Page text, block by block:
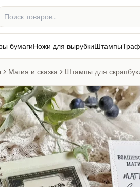
бумагиНожи для вырубкиШтампы
Магия и сказка Штампы для